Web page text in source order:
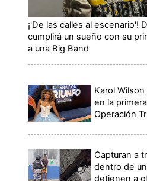
¡'De las calles al escenario'!
cumplirá un sueño con su
a una Big Band
Karol
en la
Operación
Capturan a
dentro de
detienen a